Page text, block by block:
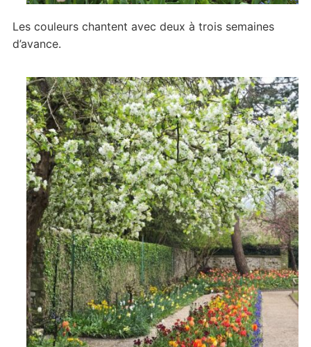
Les couleurs chantent avec deux à trois semaines
d’avance.